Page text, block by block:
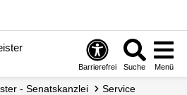
Barrierefrei Suche Menü
- Senatskanzlei
Service